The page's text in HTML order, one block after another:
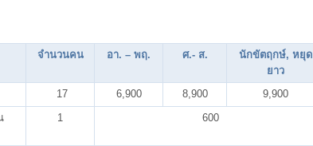
จำนวนคน อา. – พฤ. ศ.- ส.
นักขัตฤกษ์, หยุด
ยาว
17 6,900 8,900
9,900
1 600